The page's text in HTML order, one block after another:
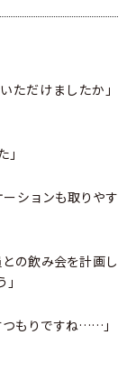
ただけましたか」
ションも取りやす
の飲み会を計画し
つもりですね……」